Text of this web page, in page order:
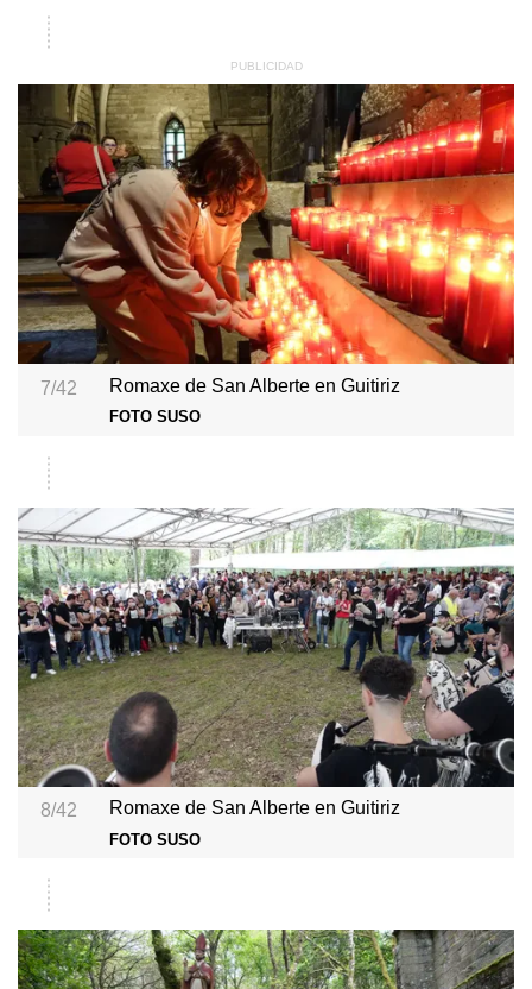
7/42 Romaxe de San Alberte en Guitiriz
FOTO SUSO
8/42 Romaxe de San Alberte en Guitiriz
FOTO SUSO